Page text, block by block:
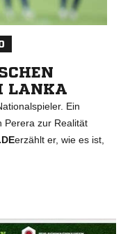
LANKA
Ein
Perera zur Realität
erzählt er, wie es ist,